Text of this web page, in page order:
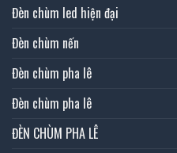
Đèn chùm led hiện đại
Đèn chùm nến
Đèn chùm pha lê
Đèn chùm pha lê
ĐÈN CHÙM PHA LÊ